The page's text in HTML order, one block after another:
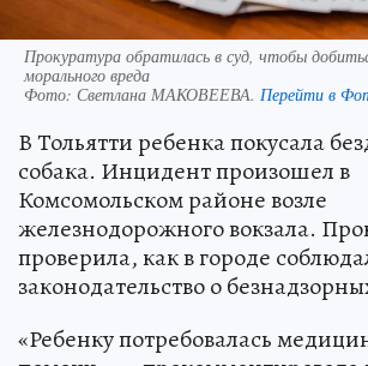
Прокуратура обратилась в суд, чтобы
морального вреда
Фото: Светлана МАКОВЕЕВА. Перейти в
В Тольятти ребенка покусала
собака. Инцидент произошел в
Комсомольском районе возле
железнодорожного вокзала.
проверила, как в городе
законодательство о
«Ребенку потребовалась